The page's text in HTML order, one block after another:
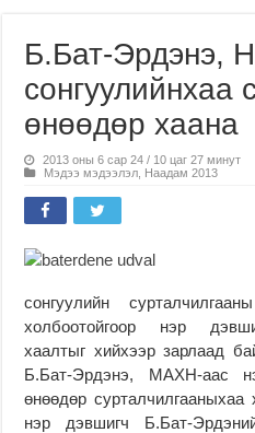
Б.Бат-Эрдэнэ,
сонгуулийнхаа
өнөөдөр хаана
2013 оны 6 сар 24 / 10 цаг 27 минут
Мэдээ мэдээлэл Наадам 2013
сонгуулийн
холбоотойгоор нэр
хаалтыг хийхээр зарлаад
Б.Бат-Эрдэнэ, МАХН-аас
өнөөдөр
нэр дэвшигч Б.Бат-